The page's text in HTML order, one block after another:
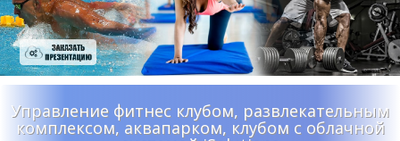
Управление фитнес клубом, развлекательным
комплексом, аквапарком, клубом с облачной